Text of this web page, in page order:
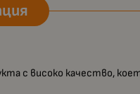
с високо качество,